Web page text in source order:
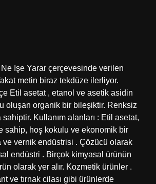
Işe Yarar çerçevesinde verilen
metin biraz tekdüze ilerliyor.
Etil asetat , etanol ve asetik asidin
oluşan organik bir bileşiktir. Renksiz
sahiptir. Kullanım alanları : Etil asetat,
sahip, hoş kokulu ve ekonomik bir
ve vernik endüstrisi . Çözücü olarak
endüstri . Birçok kimyasal ürünün
olarak yer alır. Kozmetik ürünler .
ve tırnak cilası gibi ürünlerde